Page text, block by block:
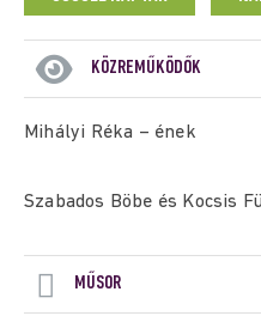
KÖZREMŰKÖDŐK
Mihályi Réka – ének
Szabados Böbe és Kocsis
MŰSOR